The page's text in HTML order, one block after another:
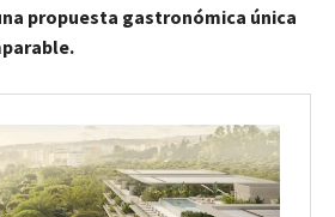
propuesta gastronómica única